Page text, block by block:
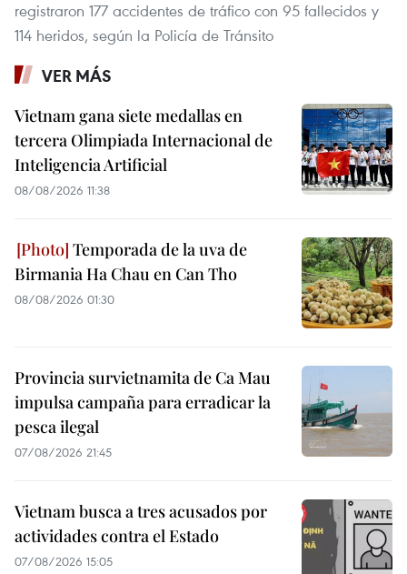
registraron 177 accidentes de tráfico con 95 fallecidos y
114 heridos, según la Policía de Tránsito
VER MÁS
Vietnam gana siete medallas en
tercera Olimpiada Internacional de
Inteligencia Artificial
08/08/2026 11:38
Temporada de la uva de
Birmania Ha Chau en Can Tho
08/08/2026 01:30
Provincia survietnamita de Ca Mau
impulsa campaña para erradicar la
pesca ilegal
07/08/2026 21:45
Vietnam busca a tres acusados por
actividades contra el Estado
07/08/2026 15:05